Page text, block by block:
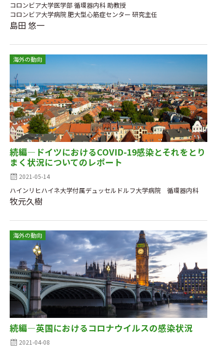
コロンビア大学医学部 循環器内科 助教授
コロンビア大学病院 肥大型心筋症センター 研究主任
島田 悠一
海外の動向
続編―ドイツにおけるCOVID-19感染とそれをとり
まく状況についてのレポート
2021-05-14
ハインリヒハイネ大学付属デュッセルドルフ大学病院 循環器内科
牧元久樹
海外の動向
続編―英国におけるコロナウイルスの感染状況
2021-04-08